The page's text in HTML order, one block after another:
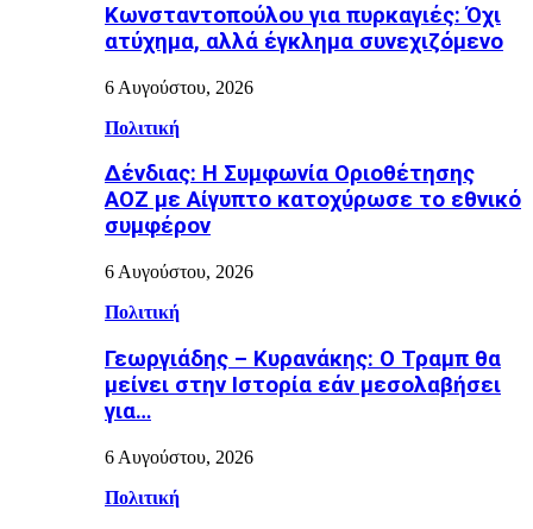
Κωνσταντοπούλου για πυρκαγιές: Όχι
ατύχημα, αλλά έγκλημα συνεχιζόμενο
6 Αυγούστου, 2026
Πολιτική
Δένδιας: Η Συμφωνία Οριοθέτησης
ΑΟΖ με Αίγυπτο κατοχύρωσε το εθνικό
συμφέρον
6 Αυγούστου, 2026
Πολιτική
Γεωργιάδης – Κυρανάκης: Ο Τραμπ θα
μείνει στην Ιστορία εάν μεσολαβήσει
για…
6 Αυγούστου, 2026
Πολιτική